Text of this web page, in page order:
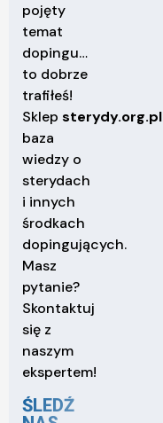
pojęty
temat
dopingu…
to dobrze
trafiłeś!
Sklep sterydy.org.pl
baza
wiedzy o
sterydach
i innych
środkach
dopingujących.
Masz
pytanie?
Skontaktuj
się z
naszym
ekspertem!
ŚLEDŹ